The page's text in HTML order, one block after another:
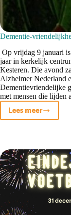
Dementie-
Op vrijdag 9 januari
jaar in kerkelijk
Kesteren. Die avond
Alzheimer Nederland
Dementievriendelijke
met mensen die lijden
Lees meerDementie-
Thema-
café
van
De
Voorhof.